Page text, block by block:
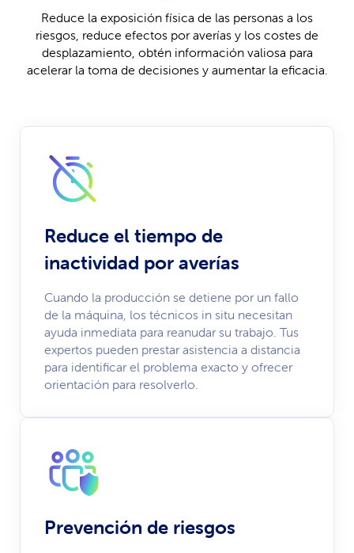
Reduce la exposición física de las personas a los
riesgos, reduce efectos por averías y los costes de
desplazamiento, obtén información valiosa para
acelerar la toma de decisiones y aumentar la eficacia.
Reduce el tiempo de
inactividad por averías
Cuando la producción se detiene por un fallo
de la máquina, los técnicos in situ necesitan
ayuda inmediata para reanudar su trabajo. Tus
expertos pueden prestar asistencia a distancia
para identificar el problema exacto y ofrecer
orientación para resolverlo.
Prevención de riesgos